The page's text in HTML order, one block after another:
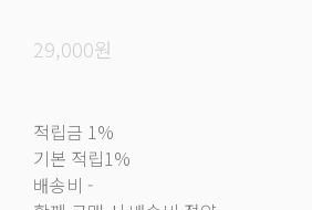
29,000원
적립금 1%
기본 적립1%
배송비 -